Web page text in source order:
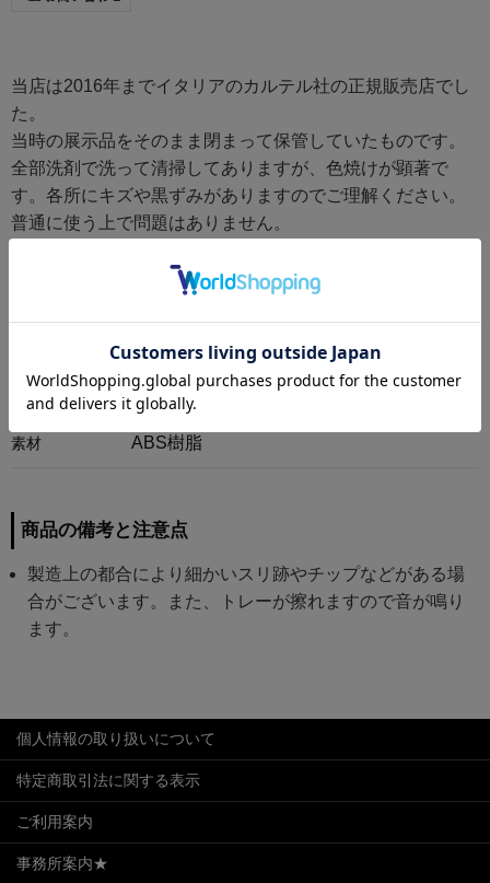
当店は2016年までイタリアのカルテル社の正規販売店でし
た。
当時の展示品をそのまま閉まって保管していたものです。
全部洗剤で洗って清掃してありますが、色焼けが顕著で
す。各所にキズや黒ずみがありますのでご理解ください。
普通に使う上で問題はありません。
φ32/H58.5cm
素材 ABS樹脂
商品の備考と注意点
製造上の都合により細かいスリ跡やチップなどがある場
合がございます。また、トレーが擦れますので音が鳴り
ます。
個人情報の取り扱いについて
特定商取引法に関する表示
ご利用案内
事務所案内★